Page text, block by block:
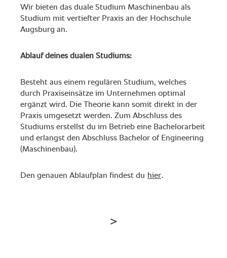
Wir bieten das duale Studium Maschinenbau als
Studium mit vertiefter Praxis an der Hochschule
Augsburg an.
Ablauf deines dualen Studiums:
Besteht aus einem regulären Studium, welches
durch Praxiseinsätze im Unternehmen optimal
ergänzt wird. Die Theorie kann somit direkt in der
Praxis umgesetzt werden. Zum Abschluss des
Studiums erstellst du im Betrieb eine Bachelorarbeit
und erlangst den Abschluss Bachelor of Engineering
(Maschinenbau).
Den genauen Ablaufplan findest du hier.